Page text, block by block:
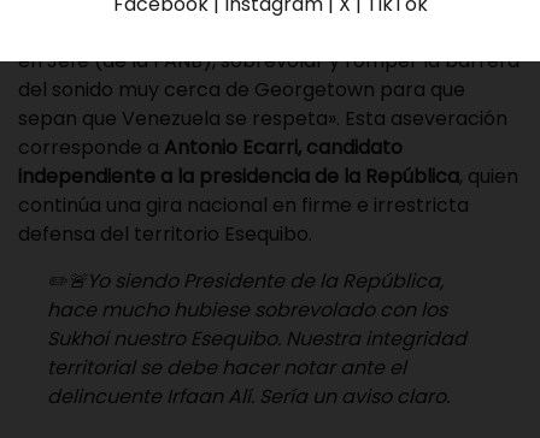
en Jefe (de la FANB), sobrevolar y romper la barrera
del sonido muy cerca de Georgetown para que
sepan que Venezuela se respeta». Esta aseveración
corresponde a Antonio Ecarri, candidato
independiente a la presidencia de la República, quien
continúa una gira nacional en firme e irrestricta
defensa del territorio Esequibo.
✏️🚨Yo siendo Presidente de la República,
hace mucho hubiese sobrevolado con los
Sukhoi nuestro Esequibo. Nuestra integridad
territorial se debe hacer notar ante el
delincuente Irfaan Alí. Sería un aviso claro.